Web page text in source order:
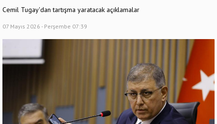
Cemil Tugay'dan tartışma yaratacak açıklamalar
07 Mayıs 2026 - Perşembe 07:39